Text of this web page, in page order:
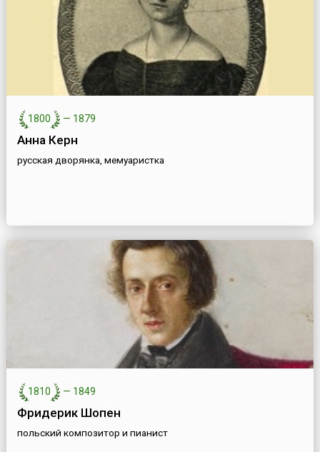
1800 — 1879
Анна Керн
русская дворянка, мемуаристка
1810 — 1849
Фридерик Шопен
польский композитор и пианист